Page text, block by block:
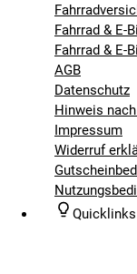
Fahrrad & E-
Fahrrad & E-
AGB
Datenschutz
Hinweis
Impressum
Widerruf